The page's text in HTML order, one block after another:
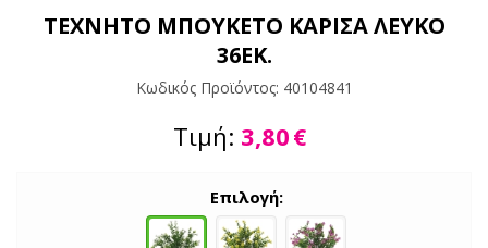
ΤΕΧΝΗΤΟ ΜΠΟΥΚΕΤΟ ΚΑΡΙΣΑ ΛΕΥΚΟ
36ΕΚ.
Κωδικός Προϊόντος: 40104841
Τιμή: 3,80€
Επιλογή: